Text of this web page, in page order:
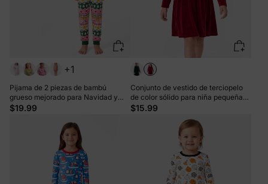
+1
Pijama de 2 piezas de bambú
grueso mejorado para Navidad y
Halloween con estampado infantil
ceñido), multicolor
$19.99
Conjunto de vestido de terciopelo
de color sólido para niña pequeña
dulce de Navidad rojo
$15.99